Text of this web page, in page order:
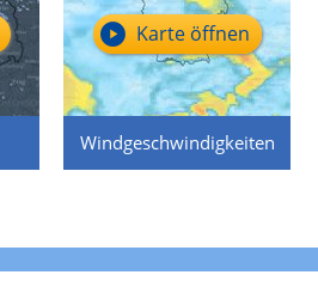
Windgeschwindigkeiten
Karte öffnen